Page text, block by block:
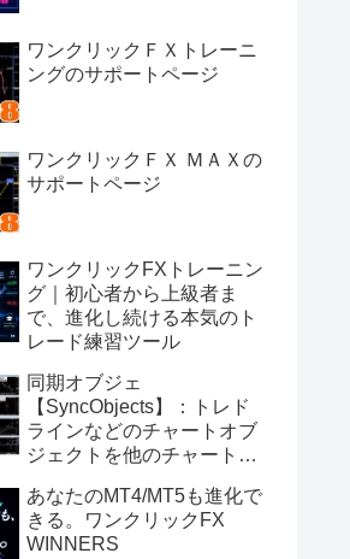
ワンクリックＦＸトレーニ
ングのサポートページ
ワンクリックＦＸ ＭＡＸの
サポートページ
ワンクリックFXトレーニン
グ｜初心者から上級者ま
で、進化し続ける本気のト
レード練習ツール
同期オブジェ
【SyncObjects】：トレド
ラインなどのチャートオブ
ジェクトを他のチャートに
あなたのMT4/MT5も進化で
きる。ワンクリックFX
WINNERS